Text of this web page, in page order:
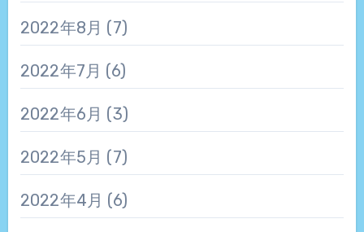
2022年8月 (7)
2022年7月 (6)
2022年6月 (3)
2022年5月 (7)
2022年4月 (6)